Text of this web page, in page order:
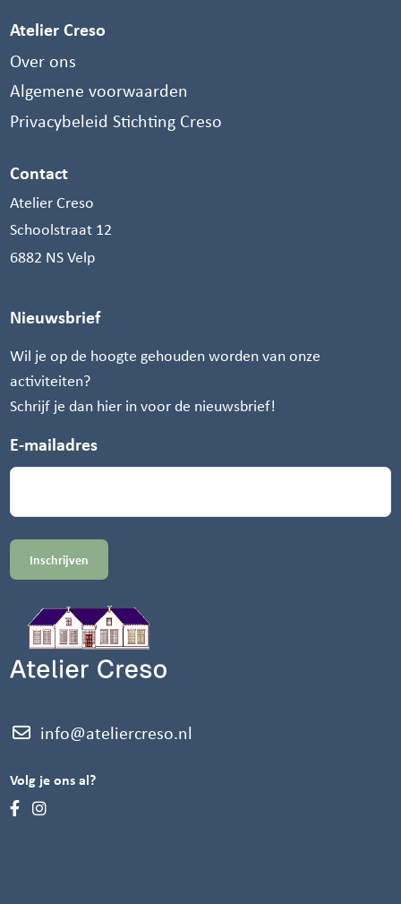
Atelier Creso
Over ons
Algemene voorwaarden
Privacybeleid Stichting Creso
Contact
Atelier Creso
Schoolstraat 12
6882 NS Velp
Nieuwsbrief
Wil je op de hoogte gehouden worden van onze
activiteiten?
Schrijf je dan hier in voor de nieuwsbrief!
E-mailadres
info@ateliercreso.nl
Volg je ons al?